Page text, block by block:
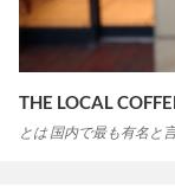
THE LOCAL
とは 国内で最も有名と